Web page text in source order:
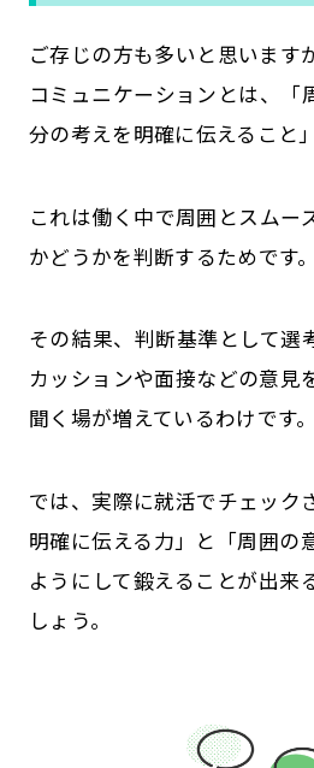
ご存じの方も多いと思います
コミュニケーションとは、「
分の考えを明確に伝えること」
これは働く中で周囲とスムー
かどうかを判断するためです。
その結果、判断基準として選
カッションや面接などの意見
聞く場が増えているわけです。
では、実際に就活でチェック
明確に伝える力」と「周囲の
ようにして鍛えることが出来
しょう。